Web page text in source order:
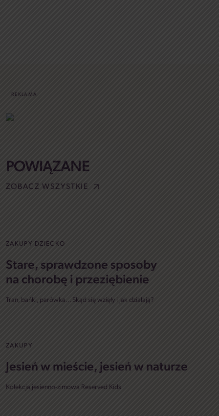
REKLAMA
POWIĄZANE
ZOBACZ WSZYSTKIE
ZAKUPY DZIECKO
Stare, sprawdzone sposoby
na chorobę i przeziębienie
Tran, bańki, parówka... Skąd się wzięły i jak działają?
ZAKUPY
Jesień w mieście, jesień w naturze
Kolekcja jesienno-zimowa Reserved Kids